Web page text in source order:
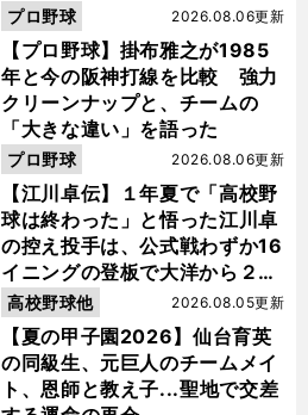
【プロ野球】掛布雅之が1985
年と今の阪神打線を比較 強力
クリーンナップと、チームの
「大きな違い」を語った
2026.08.06更新
プロ野球
【江川卓伝】１年夏で「高校野
球は終わった」と悟った江川卓
の控え投手は、公式戦わずか16
イニングの登板で大洋から２位
指名を受けた
2026.08.06更新
プロ野球
【夏の甲子園2026】仙台育英
の同級生、元巨人のチームメイ
ト、恩師と教え子...聖地で交差
2026.08.05更新
高校野球他